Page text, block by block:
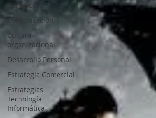
Comercial
Comunicación
Cultura
organizacional
Desarrollo Personal
Estrategia Comercial
Estrategias
Tecnología
Informática